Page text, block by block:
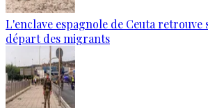
L'enclave espagnole de Ceuta retrouve
départ des migrants